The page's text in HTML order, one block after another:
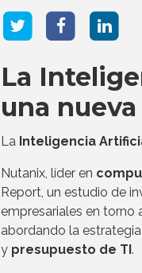
La
una
La Inteligencia
Nutanix, líder en
Report, un estudio de
empresariales en torno
abordando la
y presupuesto de TI .